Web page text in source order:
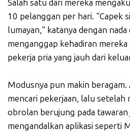
Salah satu dari mereka
10 pelanggan per hari. "Capek
lumayan," katanya dengan
menganggap kehadiran
pekerja pria yang jauh dari
Modusnya pun makin
mencari pekerjaan, lalu setelah
obrolan berujung pada tawaran
mengandalkan aplikasi seperti